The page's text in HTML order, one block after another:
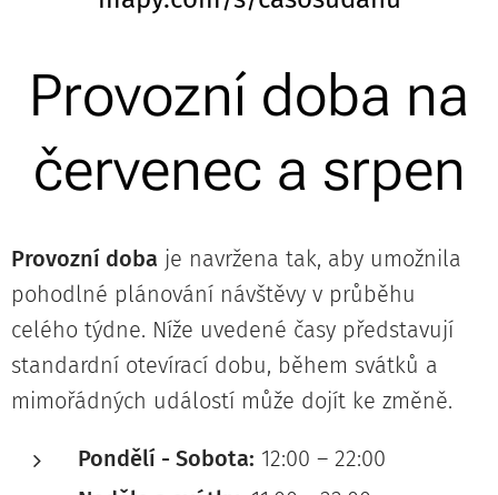
Provozní doba na
červenec a srpen
Provozní doba je navržena tak, aby umožnila
pohodlné plánování návštěvy v průběhu
celého týdne. Níže uvedené časy představují
standardní otevírací dobu, během svátků a
mimořádných událostí může dojít ke změně.
Pondělí - Sobota: 12:00 – 22:00